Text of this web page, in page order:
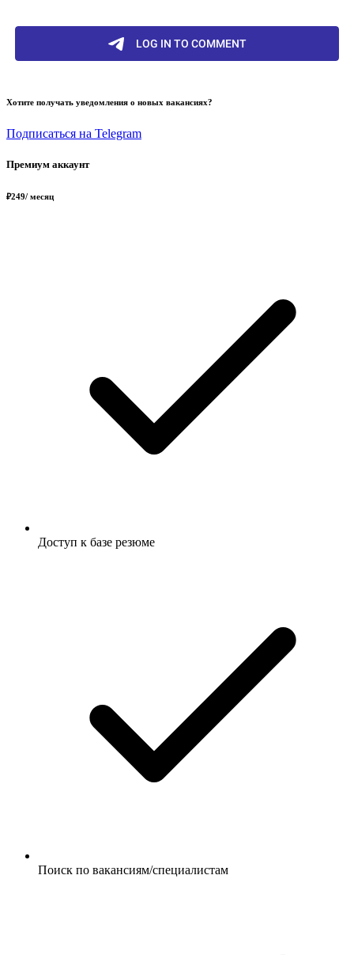
Хотите получать уведомления о новых вакансиях?
Подписаться на Telegram
Премиум аккаунт
₽249/ месяц
Доступ к базе резюме
Поиск по вакансиям/специалистам